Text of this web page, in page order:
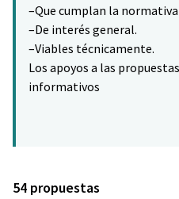
–Que cumplan la
–De interés general.
–Viables técnicamente.
Los apoyos a las
informativos
54 propuestas